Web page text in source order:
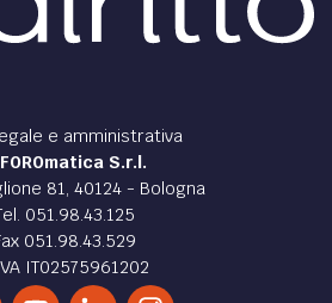
e amministrativa
S.r.l.
81, 40124 - Bologna
051.98.43.125
051.98.43.529
IT02575961202